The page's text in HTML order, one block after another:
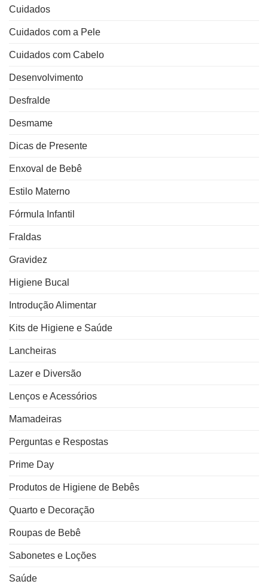
Cuidados
Cuidados com a Pele
Cuidados com Cabelo
Desenvolvimento
Desfralde
Desmame
Dicas de Presente
Enxoval de Bebê
Estilo Materno
Fórmula Infantil
Fraldas
Gravidez
Higiene Bucal
Introdução Alimentar
Kits de Higiene e Saúde
Lancheiras
Lazer e Diversão
Lenços e Acessórios
Mamadeiras
Perguntas e Respostas
Prime Day
Produtos de Higiene de Bebês
Quarto e Decoração
Roupas de Bebê
Sabonetes e Loções
Saúde